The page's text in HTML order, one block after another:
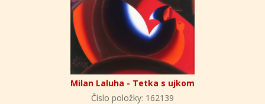
Milan Laluha - Tetka s ujkom
Číslo položky: 162139